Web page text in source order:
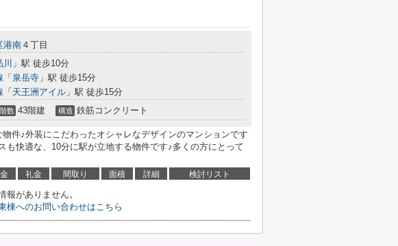
港南 ４丁目
川 」駅 徒歩10分
「 泉岳寺 」駅 徒歩15分
「 天王洲アイル 」駅 徒歩15分
階数 43階建 構造 鉄筋コンクリート
件♪外装にこだわったオシャレなデザインのマンションです
も快適な、10分に駅が立地する物件です♪多くの方にとって
礼金 間取り 面積 詳細 検討リスト
報がありません。
へのお問い合わせはこちら